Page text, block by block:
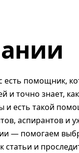
есть помощник,
и точно знает,
и есть такой
аспирантов и
— помогаем
статьи и